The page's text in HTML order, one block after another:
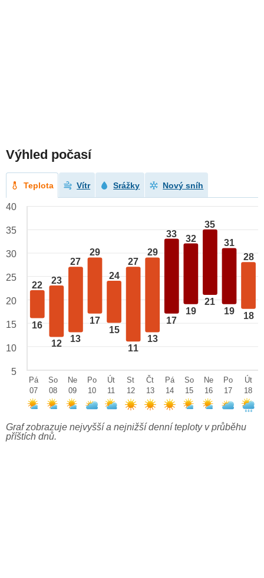
Výhled počasí
Teplota Vítr Srážky Nový sníh
22
16
23
12
27
13
29
17
24
15
27
11
29
13
33
17
32
19
35
21
31
19
28
18
40
35
30
25
20
15
10
5
Pá
07
So
08
Ne
09
Po
10
Út
11
St
12
Čt
13
Pá
14
So
15
Ne
16
Po
17
Út
18
Graf zobrazuje nejvyšší a nejnižší denní teploty v průběhu
příštích dnů.